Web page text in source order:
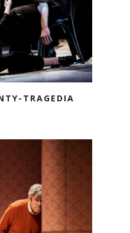
TRAGEDIA